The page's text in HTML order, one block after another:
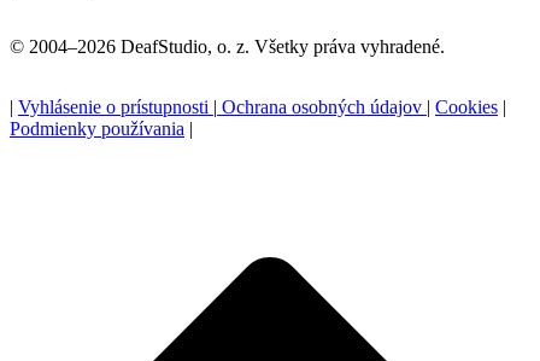
© 2004–2026 DeafStudio, o. z. Všetky práva vyhradené.
| Vyhlásenie o prístupnosti | Ochrana osobných údajov | Cookies |
Podmienky používania |